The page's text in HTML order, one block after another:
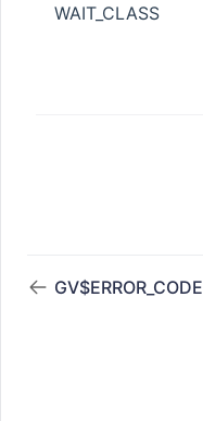
WAIT_CLASS
GV$ERROR_CODE